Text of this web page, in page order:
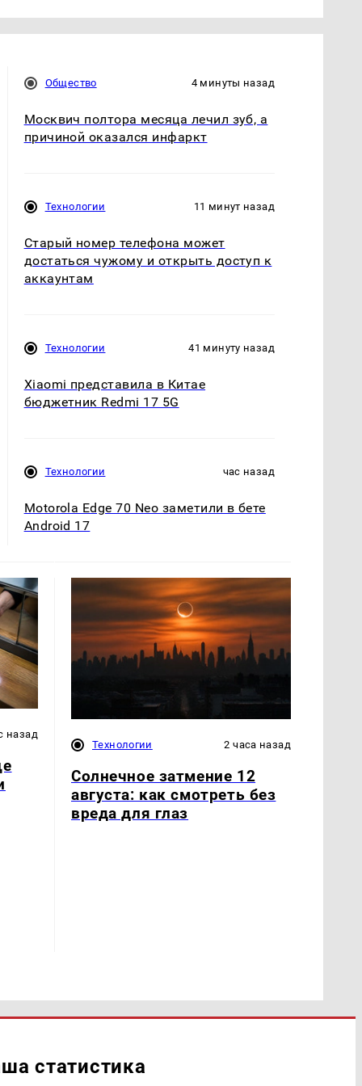
Общество 4 минуты назад
Москвич полтора месяца лечил зуб, а
причиной оказался инфаркт
Технологии 11 минут назад
Старый номер телефона может
достаться чужому и открыть доступ к
аккаунтам
Технологии 41 минуту назад
Xiaomi представила в Китае
бюджетник Redmi 17 5G
Технологии час назад
Motorola Edge 70 Neo заметили в бете
Android 17
назад
Технологии 2 часа назад
Солнечное затмение 12
августа: как смотреть без
вреда для глаз
статистика